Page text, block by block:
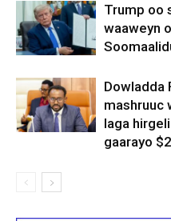
Trump oo
waaweyn
Dowladda
mashruuc
laga
gaarayo